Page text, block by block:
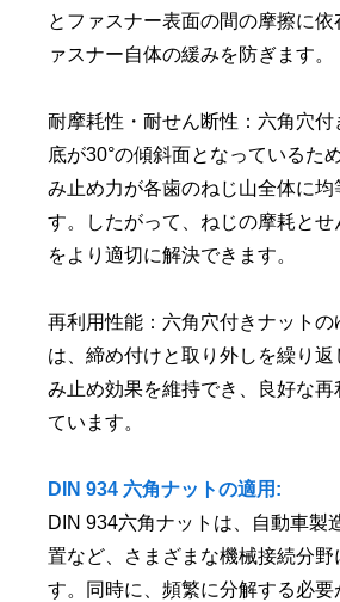
とファスナー表面の間の摩擦に依
ァスナー自体の緩みを防ぎます。
耐摩耗性・耐せん断性：六角穴付
底が30°の傾斜面となっているた
み止め力が各歯のねじ山全体に均
す。したがって、ねじの摩耗とせ
をより適切に解決できます。
再利用性能：六角穴付きナット
は、締め付けと取り外しを繰り返
み止め効果を維持でき、良好な再
ています。
DIN 934 六角ナットの適用:
DIN 934六角ナットは、自動車製
置など、さまざまな機械接続分野
す。同時に、頻繁に分解する必要